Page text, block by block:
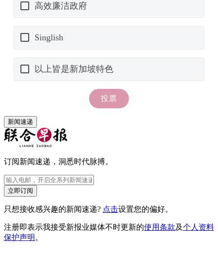
新闻速递
订阅新闻速递，洞悉时代脉搏。
立即订阅
只想接收感兴趣的新闻速递? 点击设置您的偏好。
注册即表示我接受新报业媒体不时更新的使用条款及个人资料
保护声明 。